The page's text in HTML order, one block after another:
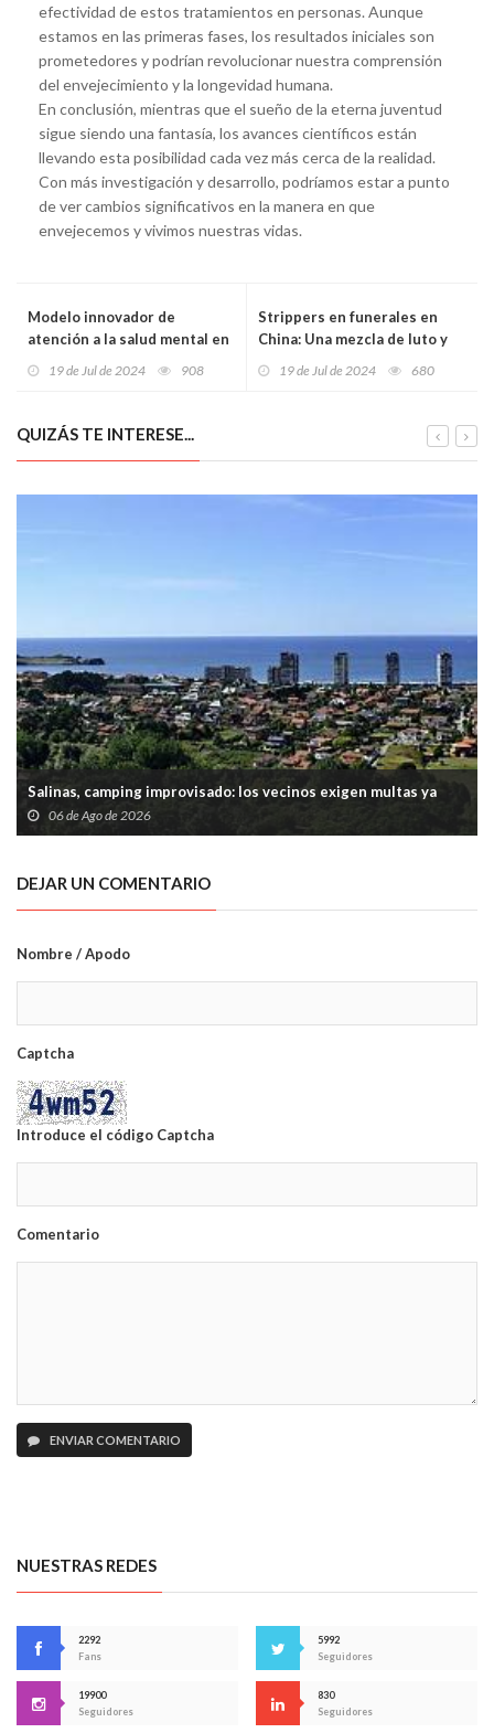
efectividad de estos tratamientos en personas. Aunque
estamos en las primeras fases, los resultados iniciales son
prometedores y podrían revolucionar nuestra comprensión
del envejecimiento y la longevidad humana.
En conclusión, mientras que el sueño de la eterna juventud
sigue siendo una fantasía, los avances científicos están
llevando esta posibilidad cada vez más cerca de la realidad.
Con más investigación y desarrollo, podríamos estar a punto
de ver cambios significativos en la manera en que
envejecemos y vivimos nuestras vidas.
Modelo innovador de
atención a la salud mental en
19 de Jul de 2024 908
Strippers en funerales en
China: Una mezcla de luto y
19 de Jul de 2024 680
QUIZÁS TE INTERESE...
Salinas, camping improvisado: los vecinos exigen multas ya
06 de Ago de 2026
DEJAR UN COMENTARIO
Nombre / Apodo
Captcha
Introduce el código Captcha
Comentario
ENVIAR COMENTARIO
NUESTRAS REDES
2292
Fans
5992
Seguidores
19900
Seguidores
830
Seguidores